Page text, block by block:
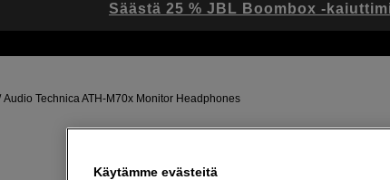
Audio Technica ATH-M70x Monitor Headphones
Säästä 25 % JBL Boombox -
Käytämme evästeitä